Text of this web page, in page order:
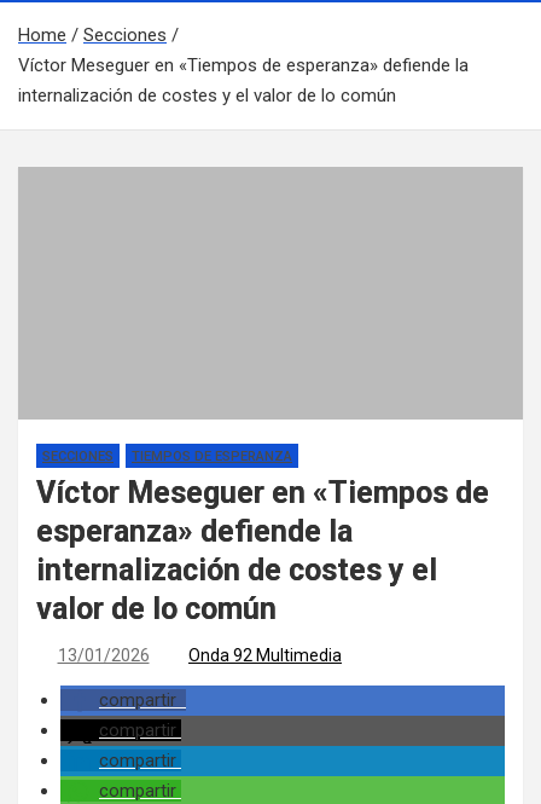
Home
Secciones
Víctor Meseguer en «Tiempos de esperanza» defiende la
internalización de costes y el valor de lo común
SECCIONES TIEMPOS DE ESPERANZA
Víctor Meseguer en «Tiempos de
esperanza» defiende la
internalización de costes y el
valor de lo común
13/01/2026 Onda 92 Multimedia
compartir
compartir
compartir
compartir